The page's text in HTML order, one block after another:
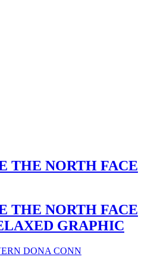
THE NORTH FACE
THE NORTH FACE
GRAPHIC